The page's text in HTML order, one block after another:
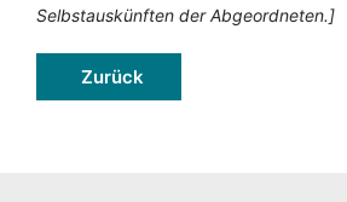
Selbstauskünften der Abgeordneten.]
Zurück